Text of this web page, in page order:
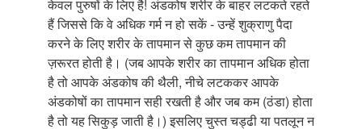
केवल पुरुषों के लिए है! अंडकोष शरीर के बाहर लटकते रहते
हैं जिससे कि वे अधिक गर्म न हो सकें - उन्हें शुक्राणु पैदा
करने के लिए शरीर के तापमान से कुछ कम तापमान की
ज़रूरत होती है। (जब आपके शरीर का तापमान अधिक होता
है तो आपके अंडकोष की थैली, नीचे लटककर आपके
अंडकोषों का तापमान सही रखती है और जब कम (ठंडा) होता
है तो यह सिकुड़ जाती है।) इसलिए चुस्त चड्ढी या पतलून न